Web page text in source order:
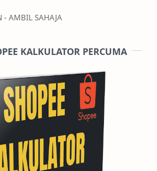
- AMBIL SAHAJA
KALKULATOR PERCUMA